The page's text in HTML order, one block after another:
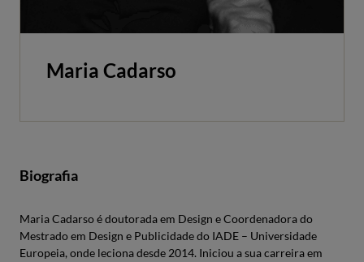
Maria Cadarso
Biografia
Maria Cadarso é doutorada em Design e Coordenadora do
Mestrado em Design e Publicidade do IADE – Universidade
Europeia, onde leciona desde 2014. Iniciou a sua carreira em